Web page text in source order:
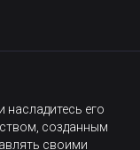
насладитесь его
созданным
своими